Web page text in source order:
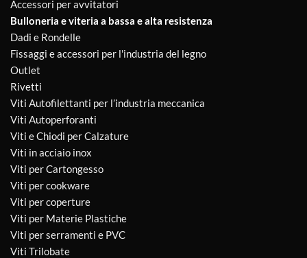
Accessori per avvitatori
Bulloneria e viteria a bassa e alta resistenza
Dadi e Rondelle
Fissaggi e accessori per l'industria del legno
Outlet
Rivetti
Viti Autofilettanti per l’industria meccanica
Viti Autoperforanti
Viti e Chiodi per Calzature
Viti in acciaio inox
Viti per Cartongesso
Viti per cookware
Viti per coperture
Viti per Materie Plastiche
Viti per serramenti e PVC
Viti Trilobate